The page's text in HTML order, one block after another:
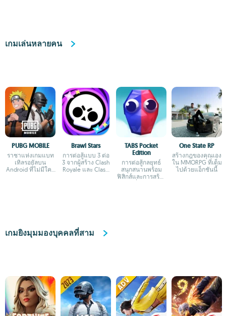
เกมเล่นหลายคน
PUBG MOBILE
ราชาแห่งเกมแบท
เทิลรอยัลบน
Android ที่ไม่มีใคร
Brawl Stars
การต่อสู้แบบ 3 ต่อ
3 จากผู้สร้าง Clash
Royale และ Clash
TABS Pocket
Edition
การต่อสู้กลยุทธ์
สนุกสนานพร้อม
ฟิสิกส์และการสร้าง
One State RP
สร้างกฎของคุณเอง
ใน MMORPG ที่เต็ม
ไปด้วยแอ็กชันนี้
เกมยิงมุมมองบุคคลที่สาม